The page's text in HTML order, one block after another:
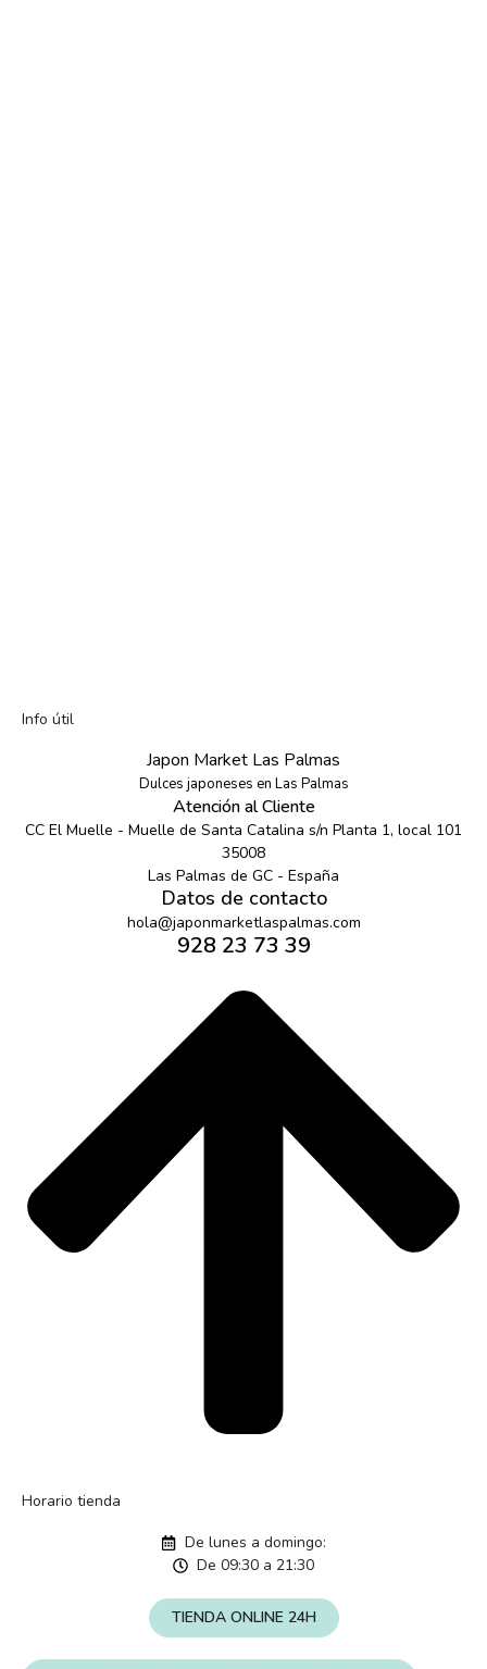
Horario tienda
De lunes a domingo:
De 09:30 a 21:30
TIENDA ONLINE 24H
Info útil
Japon Market Las Palmas
Dulces japoneses en Las Palmas
Atención al Cliente
CC El Muelle - Muelle de Santa Catalina s/n Planta 1, local 101
35008
Las Palmas de GC - España
Datos de contacto
hola@japonmarketlaspalmas.com
928 23 73 39